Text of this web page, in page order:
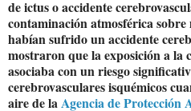
de ictus o accidente
contaminación atmosférica sobre
habían sufrido un accidente
mostraron que la exposición a la
asociaba con un riesgo
cerebrovasculares isquémicos
aire de laAgencia de Protección